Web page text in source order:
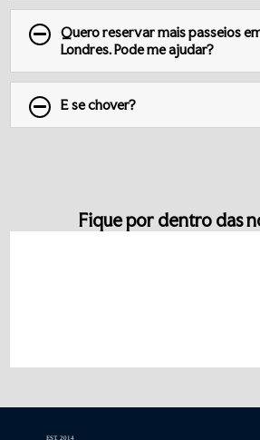
Quero reservar mais passeios
Londres. Pode me ajudar?
E se chover?
Fique por dentro das